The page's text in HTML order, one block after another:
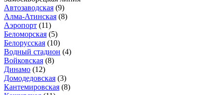
Автозаводская (9)
Алма-Атинская (8)
Аэропорт (11)
Беломорская (5)
Белорусская (10)
Водный стадион (4)
Войковская (8)
Динамо (12)
Домодедовская (3)
Кантемировская (8)